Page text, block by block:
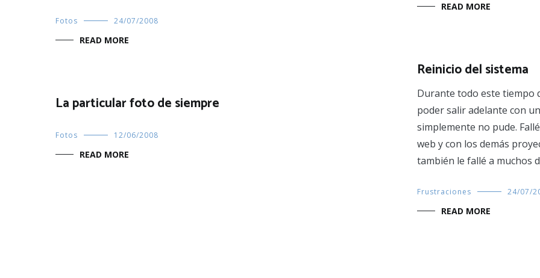
READ MORE
Fotos 24/07/2008
READ MORE
Reinicio del sistema
Durante todo este tiempo
poder salir adelante con
simplemente no pude.
web y con los demás
también le fallé a muchos
Frustraciones 24/07/
READ MORE
La particular foto de siempre
Fotos 12/06/2008
READ MORE